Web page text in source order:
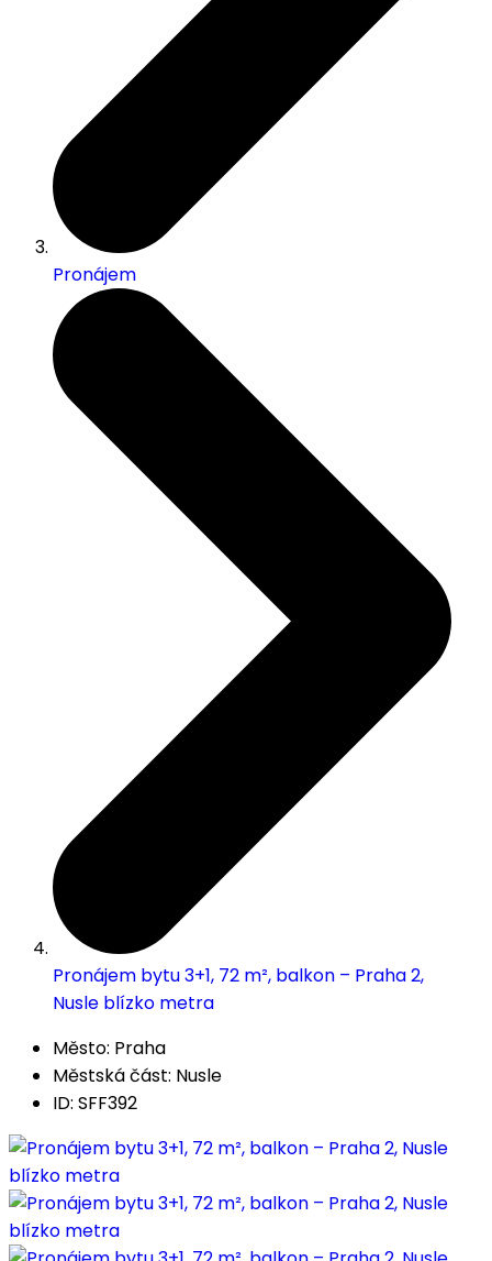
Pronájem
Pronájem bytu 3+1, 72 m², balkon – Praha 2,
Nusle blízko metra
Město: Praha
Městská část: Nusle
ID: SFF392